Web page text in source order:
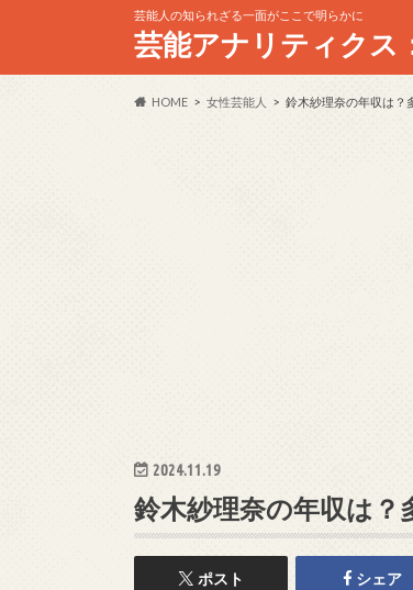
芸能人の知られざる一面がここで明らかに
芸能アナリティクス
HOME 女性芸能人 鈴木紗理奈の年収は？
2024.11.19
鈴木紗理奈の年収は
ポスト シェア